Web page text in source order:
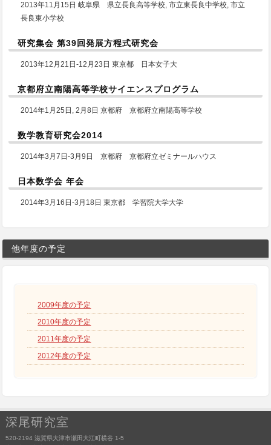
2013年11月15日 岐阜県 県立長良高等学校, 市立東長良中学校, 市立
長良東小学校
研究集会 第39回発展方程式研究会
2013年12月21日-12月23日 東京都 日本女子大
京都府立南陽高等学校サイエンスプログラム
2014年1月25日, 2月8日 京都府 京都府立南陽高等学校
数学教育研究会2014
2014年3月7日-3月9日 京都府 京都府立ゼミナールハウス
日本数学会 年会
2014年3月16日-3月18日 東京都 学習院大学大学
他年度の予定
2009年度の予定
2010年度の予定
2011年度の予定
2012年度の予定
深尾研究室
520-2194 滋賀県大津市瀬田大江町横谷 1-5